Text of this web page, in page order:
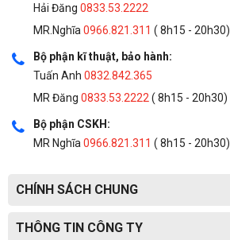
Hải Đăng 0833.53.2222
MR.Nghĩa 0966.821.311 ( 8h15 - 20h30)
Bộ phận kĩ thuật, bảo hành:
Tuấn Anh 0832.842.365
MR Đăng 0833.53.2222 ( 8h15 - 20h30)
Bộ phận CSKH:
MR Nghĩa 0966.821.311 ( 8h15 - 20h30)
CHÍNH SÁCH CHUNG
THÔNG TIN CÔNG TY